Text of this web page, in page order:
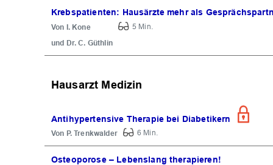
Krebspatienten: Hausärzte mehr als
I. Kone
Dr. C. Güthlin
5 Min.
Hausarzt Medizin
Antihypertensive Therapie bei Diabetikern
P. Trenkwalder 6 Min.
Osteoporose – Lebenslang therapieren!